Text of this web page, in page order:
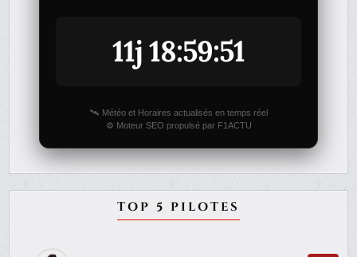
11j 18:59:51
🛰️ Météo et Horaires actualisés en temps réel
⚙️ Moteur SEO propulsé par F1ACTU
TOP 5 PILOTES